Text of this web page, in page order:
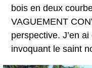
bois en deux
VAGUEMENT
perspective. J’en
invoquant le saint